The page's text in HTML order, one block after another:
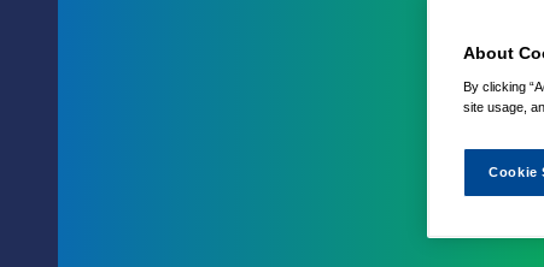
About
By clicking
site usage,
Cookie